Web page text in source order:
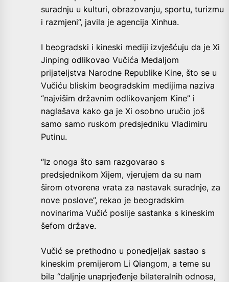
suradnju u kulturi, obrazovanju, sportu, turizmu
i razmjeni”, javila je agencija Xinhua.
I beogradski i kineski mediji izvješćuju da je Xi
Jinping odlikovao Vučića Medaljom
prijateljstva Narodne Republike Kine, što se u
Vučiću bliskim beogradskim medijima naziva
“najvišim državnim odlikovanjem Kine” i
naglašava kako ga je Xi osobno uručio još
samo samo ruskom predsjedniku Vladimiru
Putinu.
“Iz onoga što sam razgovarao s
predsjednikom Xijem, vjerujem da su nam
širom otvorena vrata za nastavak suradnje, za
nove poslove”, rekao je beogradskim
novinarima Vučić poslije sastanka s kineskim
šefom države.
Vučić se prethodno u ponedjeljak sastao s
kineskim premijerom Li Qiangom, a teme su
bila “daljnje unaprjeđenje bilateralnih odnosa,